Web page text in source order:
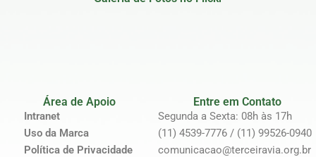
Área de Apoio
Intranet
Uso da Marca
Política de Privacidade
Entre em Contato
Segunda a Sexta: 08h às 17h
(11) 4539-7776 / (11) 99526-0940
comunicacao@terceiravia.org.br